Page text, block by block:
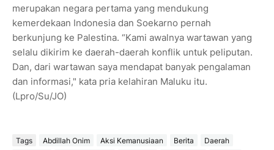
merupakan negara pertama yang mendukung
kemerdekaan Indonesia dan Soekarno pernah
berkunjung ke Palestina. “Kami awalnya wartawan yang
selalu dikirim ke daerah-daerah konflik untuk peliputan.
Dan, dari wartawan saya mendapat banyak pengalaman
dan informasi," kata pria kelahiran Maluku itu.
(Lpro/Su/JO)
Tags Abdillah Onim Aksi Kemanusiaan Berita
Daerah